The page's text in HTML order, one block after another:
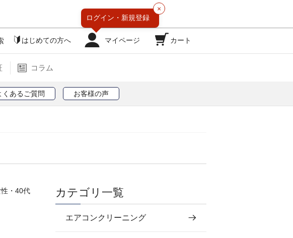
はじめての方へ マイページ
×
ログイン・ 新規登録
カート
コラム
くあるご質問 お客様の声
・40代 カテゴリ一覧
エアコンクリーニング